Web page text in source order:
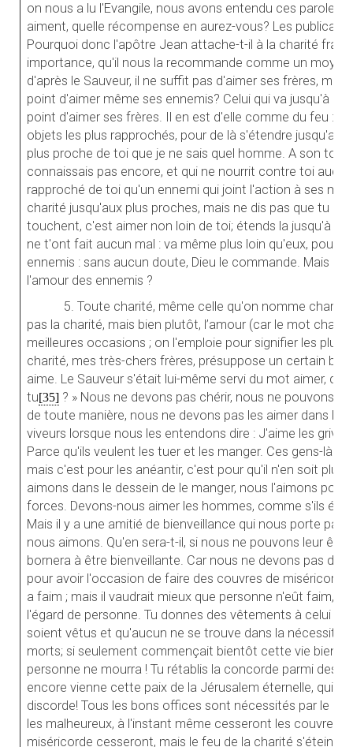
on nous a lu l'Evangile, nous avons entendu ces paroles
aiment, quelle récompense en aurez-vous? Les
Pourquoi donc l'apôtre Jean attache-t-il à la charité
importance, qu'il nous la recommande comme un
d'après le Sauveur, il ne suffit pas d'aimer ses frères,
point d'aimer même ses ennemis? Celui qui va jusqu'à
point d'aimer ses frères. Il en est d'elle comme du feu : il
objets les plus rapprochés, pour de là s'étendre
plus proche de toi que je ne sais quel homme. A son
connaissais pas encore, et qui ne nourrit contre toi
rapproché de toi qu'un ennemi qui joint l'action à ses
charité jusqu'aux plus proches, mais ne dis pas que tu
touchent, c'est aimer non loin de toi; étends la jusqu'à
ne t'ont fait aucun mal : va même plus loin qu'eux,
ennemis : sans aucun doute, Dieu le commande. Mais
l'amour des ennemis ?
5. Toute charité, même celle qu'on nomme
pas la charité, mais bien plutôt, l’amour (car le mot
meilleures occasions ; on l'emploie pour signifier les plus
charité, mes très-chers frères, présuppose un certain
aime. Le Sauveur s'était lui-même servi du mot aimer,
tu[35] ? » Nous ne devons pas chérir, nous ne pouvons
de toute manière, nous ne devons pas les aimer dans le
viveurs lorsque nous les entendons dire : J'aime les
Parce qu'ils veulent les tuer et les manger. Ces gens-là
mais c'est pour les anéantir, c'est pour qu'il n'en soit
aimons dans le dessein de le manger, nous l'aimons
forces. Devons-nous aimer les hommes, comme s'ils
Mais il y a une amitié de bienveillance qui nous porte
nous aimons. Qu'en sera-t-il, si nous ne pouvons leur
bornera à être bienveillante. Car nous ne devons pas
pour avoir l'occasion de faire des couvres de
a faim ; mais il vaudrait mieux que personne n'eût faim,
l'égard de personne. Tu donnes des vêtements à celui
soient vêtus et qu'aucun ne se trouve dans la nécessité
morts; si seulement commençait bientôt cette vie
personne ne mourra ! Tu rétablis la concorde parmi des
encore vienne cette paix de la Jérusalem éternelle, qui
discorde! Tous les bons offices sont nécessités par le
les malheureux, à l'instant même cesseront les couvres
miséricorde cesseront, mais le feu de la charité